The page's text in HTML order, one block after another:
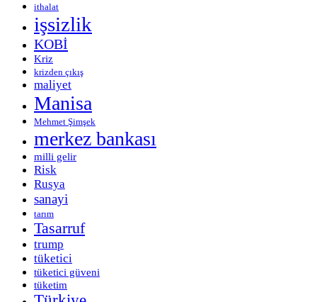
ithalat
işsizlik
KOBİ
Kriz
krizden çıkış
maliyet
Manisa
Mehmet Şimşek
merkez bankası
milli gelir
Risk
Rusya
sanayi
tarım
Tasarruf
trump
tüketici
tüketici güveni
tüketim